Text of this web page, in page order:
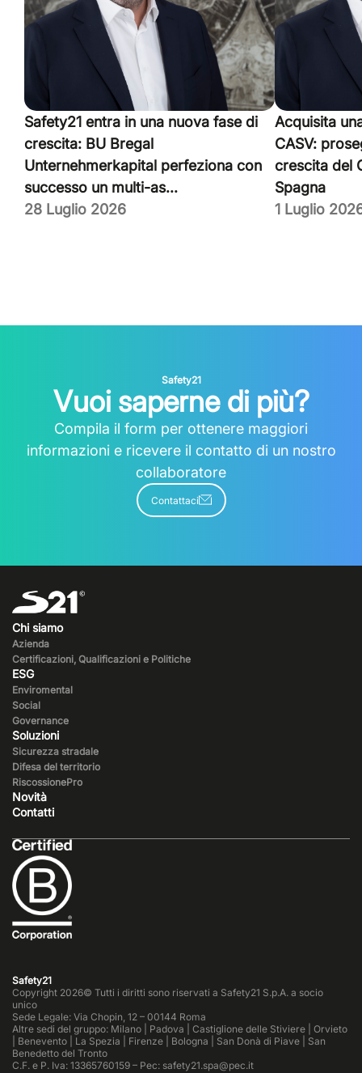
Safety21 entra in una nuova fase di
crescita: BU Bregal
Unternehmerkapital perfeziona con
successo un multi-as...
28 Luglio 2026
Acquisita
CASV:
crescita del
Spagna
1 Luglio
Safety21
Vuoi saperne di più?
Compila il form per ottenere maggiori
informazioni e ricevere il contatto di un nostro
collaboratore
Contattaci
Chi siamo
Azienda
Certificazioni, Qualificazioni e Politiche
ESG
Enviromental
Social
Governance
Soluzioni
Sicurezza stradale
Difesa del territorio
RiscossionePro
Novità
Contatti
Safety21
Copyright 2026© Tutti i diritti sono riservati a Safety21 S.p.A. a socio
unico
Sede Legale: Via Chopin, 12 – 00144 Roma
Altre sedi del gruppo: Milano | Padova | Castiglione delle Stiviere | Orvieto
| Benevento | La Spezia | Firenze | Bologna | San Donà di Piave | San
Benedetto del Tronto
C.F. e P. Iva: 13365760159 – Pec: safety21.spa@pec.it